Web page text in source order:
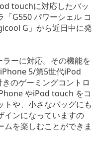
touchに対応したバッ
G550 パワーシェル コ
G」から近日中に発
ーに対応。その機能を
5/第5世代iPod
のゲーミングコントロ
やiPod touch をコ
トや、小さなバッグにも
インになっていますの
を楽しむことができま